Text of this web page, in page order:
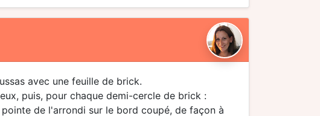
avec une feuille de brick.
puis, pour chaque demi-cercle de brick :
de l'arrondi sur le bord coupé, de façon à